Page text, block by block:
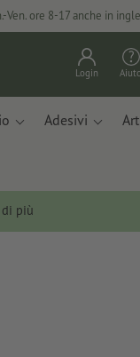
Ven. ore 8-17 anche in
Login Aiuto
Adesivi
più